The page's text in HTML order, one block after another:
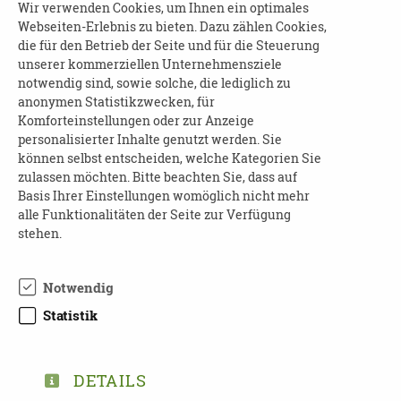
INFORMATION UND ANMELDUNG:
Kosten: 150,00 Euro
Online-Fortbildung via Zoom, ca. 9:30 - 17:00
Uhr
Weitere Auskünfte erhalten Sie direkt beim
Veranstalter
... über diesen
ZURÜCK ZUR ÜBERSICHT
Wir verwenden Cookies, um Ihnen ein optimales
Webseiten-Erlebnis zu bieten. Dazu zählen Cookies,
die für den Betrieb der Seite und für die Steuerung
unserer kommerziellen Unternehmensziele
notwendig sind, sowie solche, die lediglich zu
anonymen Statistikzwecken, für
Komforteinstellungen oder zur Anzeige
personalisierter Inhalte genutzt werden. Sie
können selbst entscheiden, welche Kategorien Sie
zulassen möchten. Bitte beachten Sie, dass auf
Basis Ihrer Einstellungen womöglich nicht mehr
alle Funktionalitäten der Seite zur Verfügung
stehen.
Notwendig
Statistik
DETAILS